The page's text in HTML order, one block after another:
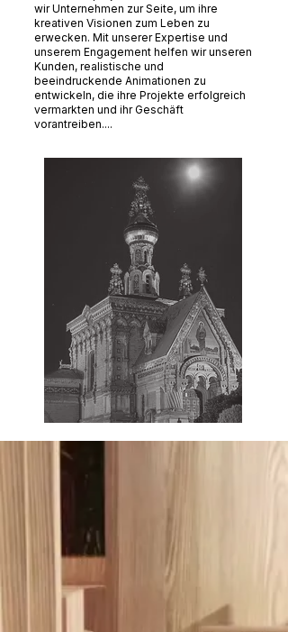
wir Unternehmen zur Seite, um ihre
kreativen Visionen zum Leben zu
erwecken. Mit unserer Expertise und
unserem Engagement helfen wir unseren
Kunden, realistische und
beeindruckende Animationen zu
entwickeln, die ihre Projekte erfolgreich
vermarkten und ihr Geschäft
vorantreiben....